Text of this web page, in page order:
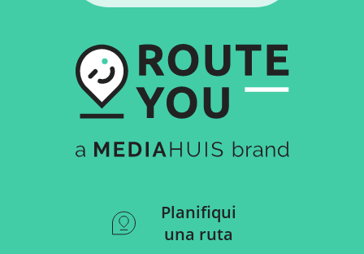
Planifiqui
una ruta